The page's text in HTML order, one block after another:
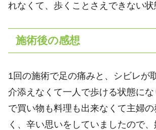
れなくて、歩くことさえできない状
施術後の感想
1回の施術で足の痛みと、シビレが
介添えなくて一人で歩ける状態にな
で買い物も料理も出来なくて主婦
く、辛い思いをしていましたので